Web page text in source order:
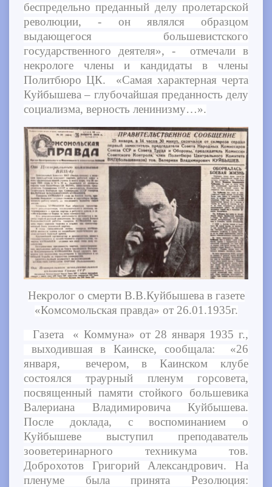
беспредельно преданный делу пролетарской
революции, - он являлся образцом
выдающегося большевистского
государственного деятеля», - отмечали в
некрологе члены и кандидаты в члены
Политбюро ЦК. «Самая характерная черта
Куйбышева – глубочайшая преданность делу
социализма, верность ленинизму…».
Некролог о смерти В.В.Куйбышева в газете
«Комсомольская правда» от 26.01.1935г.
Газета « Коммуна» от 28 января 1935 г.,
выходившая в Каинске, сообщала: «26
января, вечером, в Каинском клубе
состоялся траурный пленум горсовета,
посвященный памяти стойкого большевика
Валериана Владимировича Куйбышева.
После доклада, с воспоминанием о
Куйбышеве выступил преподаватель
зооветеринарного техникума тов.
Доброхотов Григорий Александрович. На
пленуме была принята Резолюция: